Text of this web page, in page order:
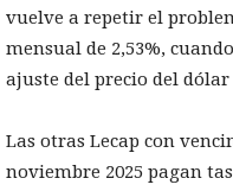
vuelve a repetir el
mensual de 2,53%,
ajuste del precio del
Las otras Lecap con
noviembre 2025 pagan